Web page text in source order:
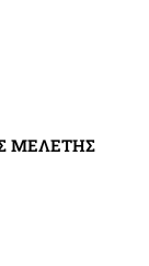
ΜΕΛΕΤΗΣ